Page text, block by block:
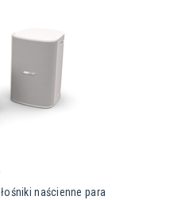
naścienne para